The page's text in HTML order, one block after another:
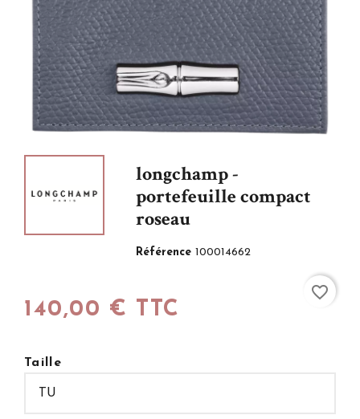
longchamp -
portefeuille compact
roseau
Référence100014662
140,00 € TTC
Taille
favorite_border